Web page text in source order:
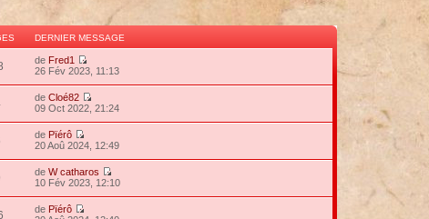
DERNIER MESSAGE
de Fred1
26 Fév 2023, 11:13
deCloé82
09 Oct 2022, 21:24
de Pïérô
20 Aoû 2024, 12:49
deW catharos
10 Fév 2023, 12:10
de Pïérô